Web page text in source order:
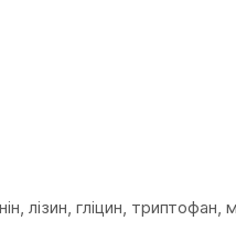
лізин, гліцин, триптофан,